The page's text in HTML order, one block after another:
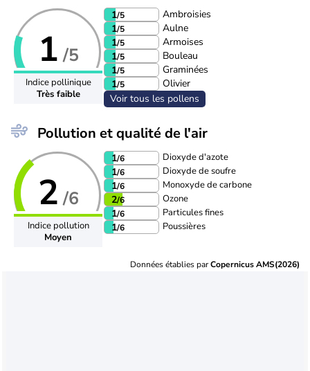
1 /5
Indice pollinique
Très faible
1/5
Ambroisies
1/5
Aulne
1/5
Armoises
1/5
Bouleau
1/5
Graminées
1/5
Olivier
Voir tous les pollens
Pollution et qualité de l'air
2 /6
Indice pollution
Moyen
1/6 Dioxyde d'azote
1/6 Dioxyde de soufre
1/6 Monoxyde de carbone
2/6 Ozone
1/6 Particules fines
1/6 Poussières
Données établies parCopernicus AMS(2026)